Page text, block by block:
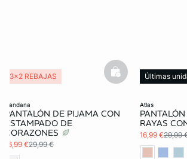
bandana
PANTALÓN DE PIJAMA CON
ESTAMPADO DE
CORAZONES
16,99 €29,99 €
3x2 REBAJAS basketfull
atlas
RAYAS
16,99 €29,99
Últimas